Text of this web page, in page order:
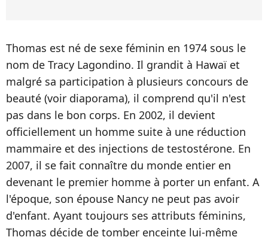
Thomas est né de sexe féminin en 1974 sous le
nom de Tracy Lagondino. Il grandit à Hawaï et
malgré sa participation à plusieurs concours de
beauté (voir diaporama), il comprend qu'il n'est
pas dans le bon corps. En 2002, il devient
officiellement un homme suite à une réduction
mammaire et des injections de testostérone. En
2007, il se fait connaître du monde entier en
devenant le premier homme à porter un enfant. A
l'époque, son épouse Nancy ne peut pas avoir
d'enfant. Ayant toujours ses attributs féminins,
Thomas décide de tomber enceinte lui-même